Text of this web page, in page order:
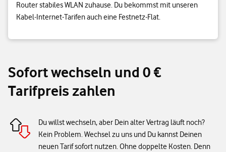
Router stabiles WLAN zuhause. Du bekommst mit unseren
Kabel-Internet-Tarifen auch eine Festnetz-Flat.
Sofort wechseln und 0 €
Tarifpreis zahlen
Du willst wechseln, aber Dein alter Vertrag läuft noch?
Kein Problem. Wechsel zu uns und Du kannst Deinen
neuen Tarif sofort nutzen. Ohne doppelte Kosten. Denn